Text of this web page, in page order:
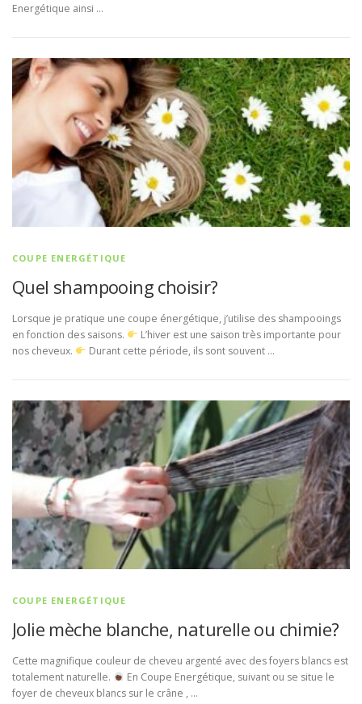
Energétique ainsi …
COUPE ENERGÉTIQUE
Quel shampooing choisir?
Lorsque je pratique une coupe énergétique, j’utilise des shampooings
en fonction des saisons.
L’hiver est une saison très importante pour
nos cheveux.
Durant cette période, ils sont souvent …
COUPE ENERGÉTIQUE
Jolie mèche blanche, naturelle ou chimie?
Cette magnifique couleur de cheveu argenté avec des foyers blancs est
totalement naturelle.
En Coupe Energétique, suivant ou se situe le
foyer de cheveux blancs sur le crâne , …